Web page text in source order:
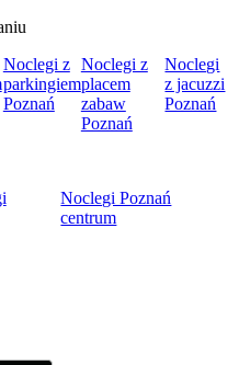
Noclegi z
parkingiem
Poznań
Noclegi z
placem
zabaw
Poznań
Noclegi
z jacuzzi
Poznań
Noclegi Poznań
centrum